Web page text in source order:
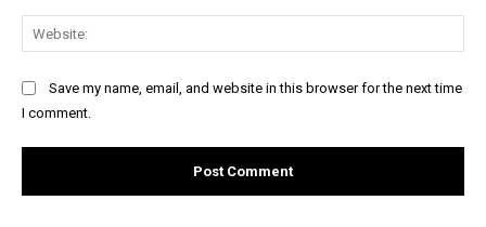
Save my name, email, and website in this browser for the next time
I comment.